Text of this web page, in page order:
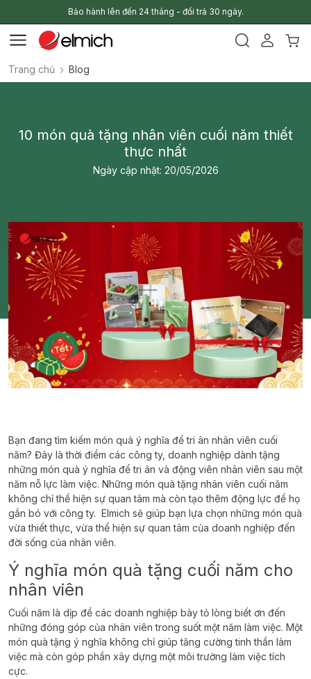
Bảo hành lên đến 24 tháng - đổi trả 30 ngày.
Trang chủ Blog
10 món quà tặng nhân viên cuối năm thiết
thực nhất
Ngày cập nhật: 20/05/2026
Bạn đang tìm kiếm món quà ý nghĩa để tri ân nhân viên cuối
năm? Đây là thời điểm các công ty, doanh nghiệp dành tặng
những món quà ý nghĩa để tri ân và động viên nhân viên sau một
năm nỗ lực làm việc. Những món quà tặng nhân viên cuối năm
không chỉ thể hiện sự quan tâm mà còn tạo thêm động lực để họ
gắn bó với công ty. Elmich sẽ giúp bạn lựa chọn những món quà
vừa thiết thực, vừa thể hiện sự quan tâm của doanh nghiệp đến
đời sống của nhân viên.
Ý nghĩa món quà tặng cuối năm cho
nhân viên
Cuối năm là dịp để các doanh nghiệp bày tỏ lòng biết ơn đến
những đóng góp của nhân viên trong suốt một năm làm việc. Một
món quà tặng ý nghĩa không chỉ giúp tăng cường tinh thần làm
việc mà còn góp phần xây dựng một môi trường làm việc tích
cực.